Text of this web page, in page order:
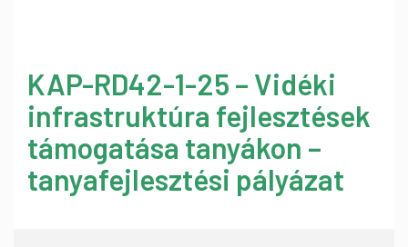
KAP-RD42-1-25 – Vidéki
infrastruktúra fejlesztések
támogatása tanyákon –
tanyafejlesztési pályázat